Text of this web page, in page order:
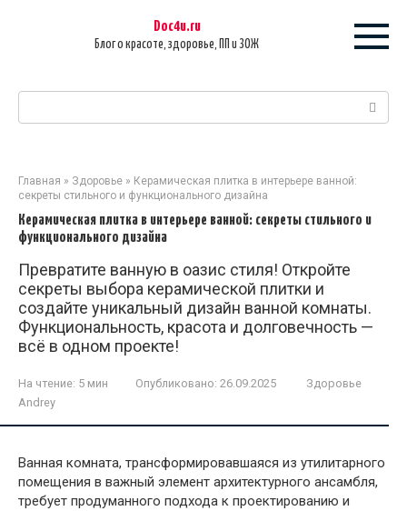
Doc4u.ru
Блог о красоте, здоровье, ПП и ЗОЖ
Главная » Здоровье » Керамическая плитка в интерьере ванной:
секреты стильного и функционального дизайна
Керамическая плитка в интерьере ванной: секреты стильного и
функционального дизайна
Превратите ванную в оазис стиля! Откройте
секреты выбора керамической плитки и
создайте уникальный дизайн ванной комнаты.
Функциональность, красота и долговечность —
всё в одном проекте!
На чтение: 5 мин Опубликовано: 26.09.2025
Здоровье
Andrey
Ванная комната, трансформировавшаяся из утилитарного
помещения в важный элемент архитектурного ансамбля,
требует продуманного подхода к проектированию и